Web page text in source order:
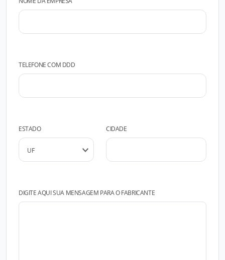
TELEFONE COM DDD
ESTADO CIDADE
DIGITE AQUI SUA MENSAGEM PARA O FABRICANTE